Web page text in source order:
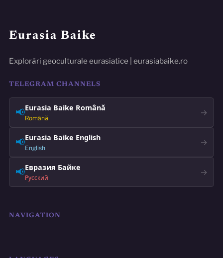
Eurasia Baike
Explorări geoculturale eurasiatice | eurasiabaike.ro
TELEGRAM CHANNELS
📢Eurasia Baike Română
Română
→
📢Eurasia Baike English
English
→
📢Евразия Байке
Русский
→
NAVIGATION